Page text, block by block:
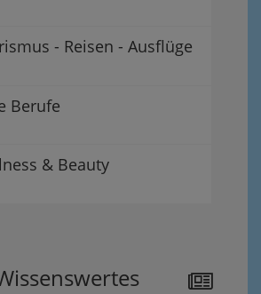
- Reisen - Ausflüge
Berufe
& Beauty